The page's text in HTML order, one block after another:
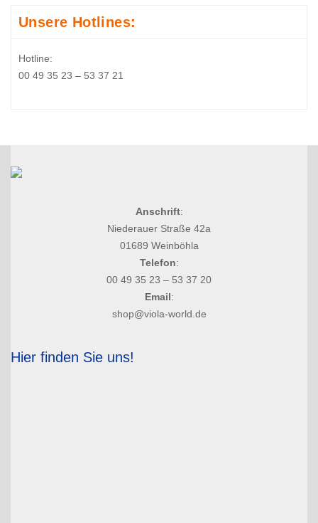
Unsere Hotlines:
Hotline:
00 49 35 23 – 53 37 21
Anschrift:
Niederauer Straße 42a
01689 Weinböhla
Telefon:
00 49 35 23 – 53 37 20
Email:
shop@viola-world.de
Hier finden Sie uns!